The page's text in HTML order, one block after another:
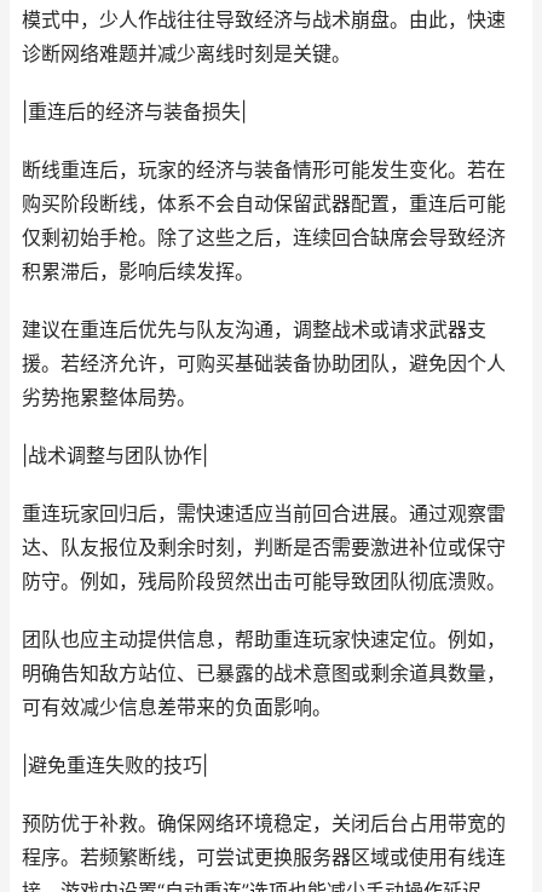
模式中，少人作战往往导致经济与战术崩盘。由此，快速
诊断网络难题并减少离线时刻是关键。
|重连后的经济与装备损失|
断线重连后，玩家的经济与装备情形可能发生变化。若在
购买阶段断线，体系不会自动保留武器配置，重连后可能
仅剩初始手枪。除了这些之后，连续回合缺席会导致经济
积累滞后，影响后续发挥。
建议在重连后优先与队友沟通，调整战术或请求武器支
援。若经济允许，可购买基础装备协助团队，避免因个人
劣势拖累整体局势。
|战术调整与团队协作|
重连玩家回归后，需快速适应当前回合进展。通过观察雷
达、队友报位及剩余时刻，判断是否需要激进补位或保守
防守。例如，残局阶段贸然出击可能导致团队彻底溃败。
团队也应主动提供信息，帮助重连玩家快速定位。例如，
明确告知敌方站位、已暴露的战术意图或剩余道具数量，
可有效减少信息差带来的负面影响。
|避免重连失败的技巧|
预防优于补救。确保网络环境稳定，关闭后台占用带宽的
程序。若频繁断线，可尝试更换服务器区域或使用有线连